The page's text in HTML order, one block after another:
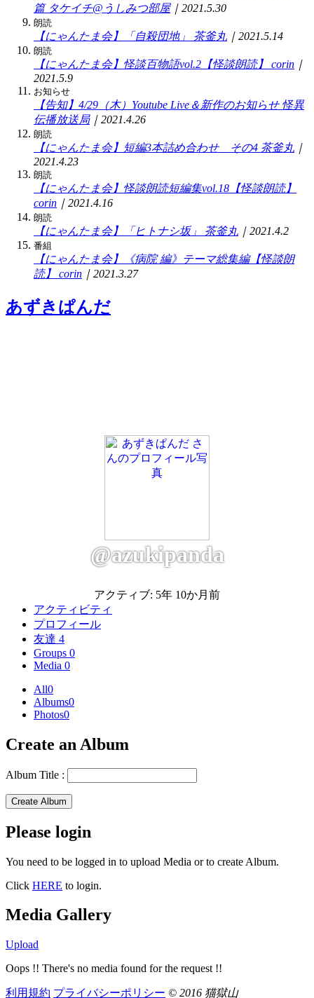
篇 タケイチ@うしみつ部屋｜2021.5.30
朗読
【にゃんたま会】「自殺団地」 茶釜丸 ｜2021.5.14
朗読
【にゃんたま会】怪談百物語vol.2【怪談朗読】 corin ｜
2021.5.9
お知らせ
【告知】4/29（木）Youtube Live＆新作のお知らせ 怪異
伝播放送局｜2021.4.26
朗読
【にゃんたま会】短編3本詰め合わせ その4 茶釜丸 ｜
2021.4.23
朗読
【にゃんたま会】怪談朗読短編集vol.18【怪談朗読】
corin ｜2021.4.16
朗読
【にゃんたま会】「ヒトナシ坂」 茶釜丸 ｜2021.4.2
番組
【にゃんたま会】《病院 編》テーマ総集編【怪談朗
読】
corin ｜2021.3.27
あずきぱんだ
@azukipanda
アクティブ: 5年 10か月前
アクティビティ
プロフィール
友達 4
Groups 0
Media 0
All0
Albums0
Photos0
Create an Album
Album Title :
Create Album
Please login
You need to be logged in to upload Media or to create Album.
Click HERE to login.
Media Gallery
Upload
Oops !! There's no media found for the request !!
利用規約 プライバシーポリシー © 2016 猫獄山